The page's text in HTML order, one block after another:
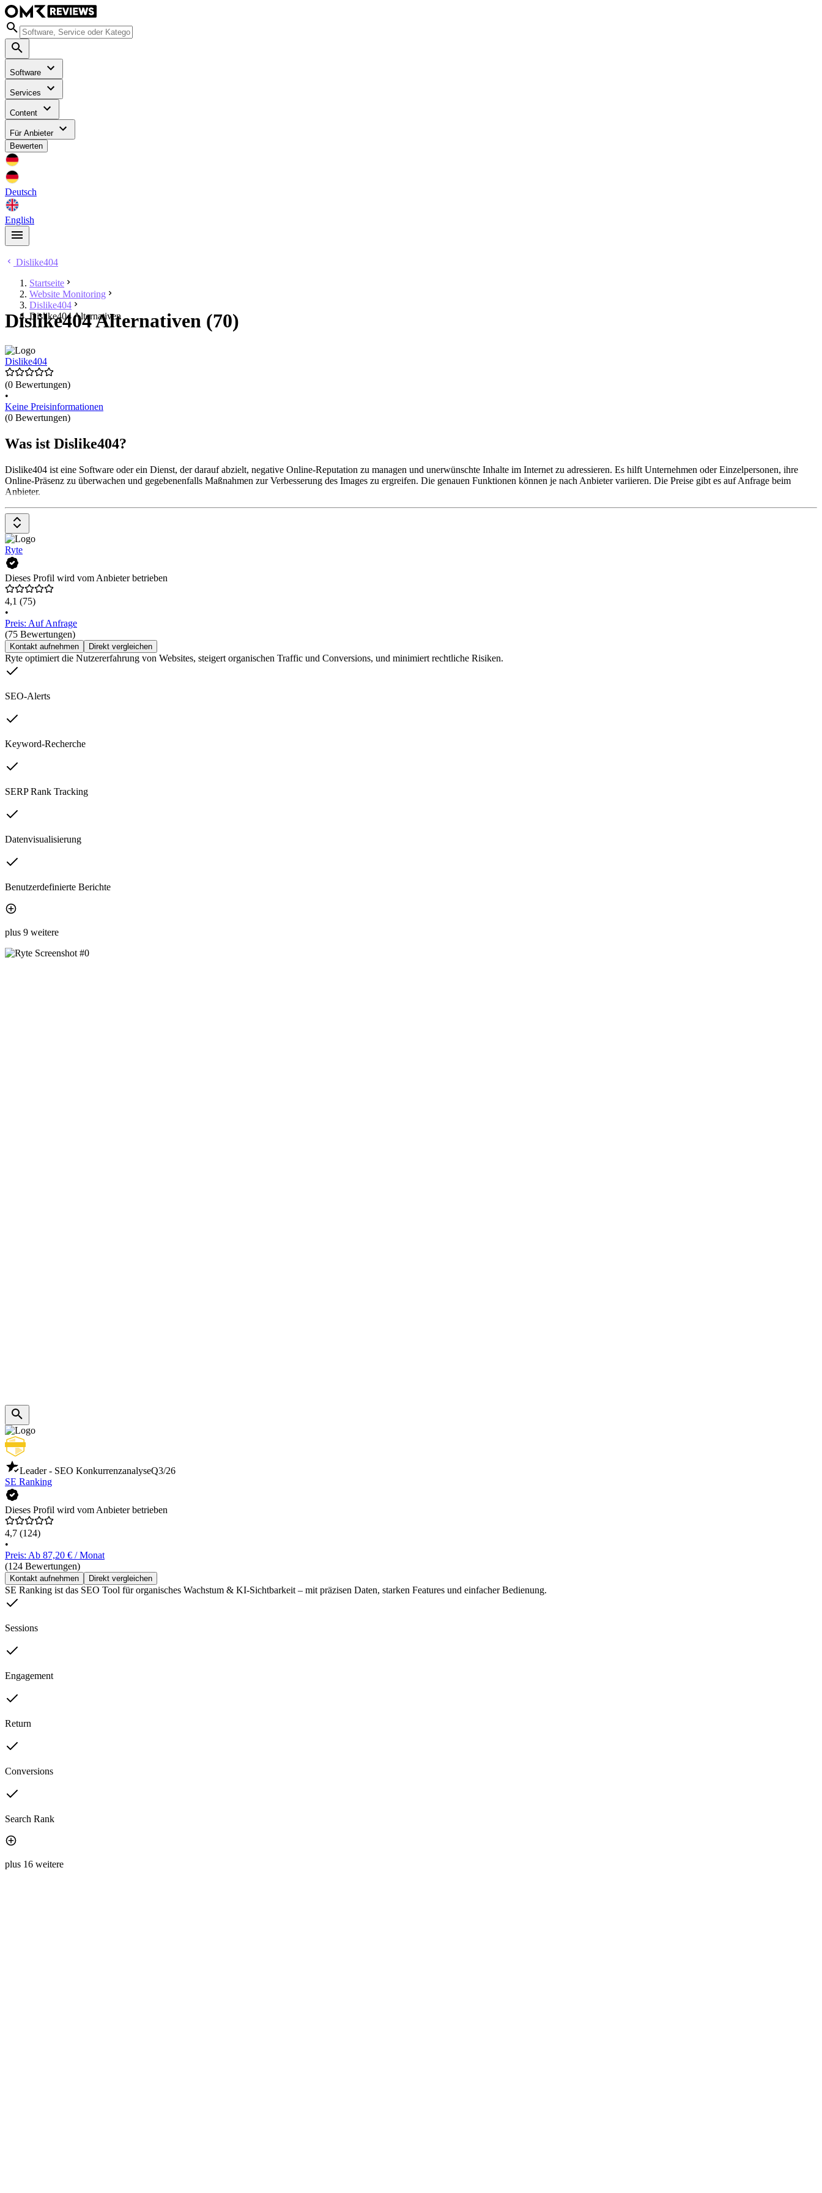
Software
Services
Content
Für Anbieter
Bewerten
Deutsch
English
Dislike404
Startseite
Website Monitoring
Dislike404
Dislike404 Alternativen
Dislike404 Alternativen (70)
Dislike404
(0 Bewertungen)
•
Keine Preisinformationen
(0 Bewertungen)
Was ist Dislike404?
Dislike404 ist eine Software oder ein Dienst, der darauf abzielt, negative Online-Reputation zu managen und unerwünschte Inhalte im Internet zu adressieren. Es hilft Unternehmen oder Einzelpersonen, ihre
Online-Präsenz zu überwachen und gegebenenfalls Maßnahmen zur Verbesserung des Images zu ergreifen. Die genauen Funktionen können je nach Anbieter variieren. Die Preise gibt es auf Anfrage beim
Anbieter.
Ryte
Dieses Profil wird vom Anbieter betrieben
4,1 (75)
•
Preis: Auf Anfrage
(75 Bewertungen)
Kontakt aufnehmen Direkt vergleichen
Ryte optimiert die Nutzererfahrung von Websites, steigert organischen Traffic und Conversions, und minimiert rechtliche Risiken.
SEO-Alerts
Keyword-Recherche
SERP Rank Tracking
Datenvisualisierung
Benutzerdefinierte Berichte
plus 9 weitere
Leader - SEO KonkurrenzanalyseQ3/26
SE Ranking
Dieses Profil wird vom Anbieter betrieben
4,7 (124)
•
Preis: Ab 87,20 € / Monat
(124 Bewertungen)
Kontakt aufnehmen Direkt vergleichen
SE Ranking ist das SEO Tool für organisches Wachstum & KI-Sichtbarkeit – mit präzisen Daten, starken Features und einfacher Bedienung.
Sessions
Engagement
Return
Conversions
Search Rank
plus 16 weitere